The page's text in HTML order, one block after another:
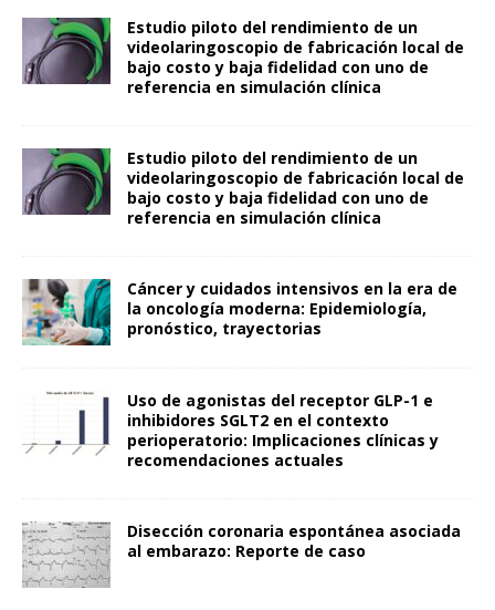
Estudio piloto del rendimiento de un
videolaringoscopio de fabricación local de
bajo costo y baja fidelidad con uno de
referencia en simulación clínica
Estudio piloto del rendimiento de un
videolaringoscopio de fabricación local de
bajo costo y baja fidelidad con uno de
referencia en simulación clínica
Cáncer y cuidados intensivos en la era de
la oncología moderna: Epidemiología,
pronóstico, trayectorias
Uso de agonistas del receptor GLP-1 e
inhibidores SGLT2 en el contexto
perioperatorio: Implicaciones clínicas y
recomendaciones actuales
Disección coronaria espontánea asociada
al embarazo: Reporte de caso